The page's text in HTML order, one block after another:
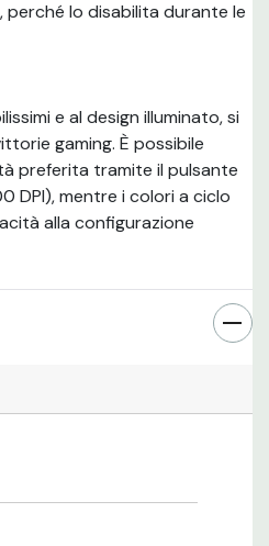
perché lo disabilita durante le
e al design illuminato, si
gaming. È possibile
preferita tramite il pulsante
DPI), mentre i colori a ciclo
alla configurazione